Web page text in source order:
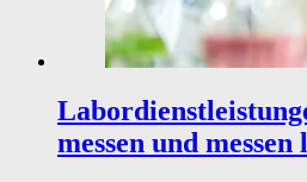
messen und messen